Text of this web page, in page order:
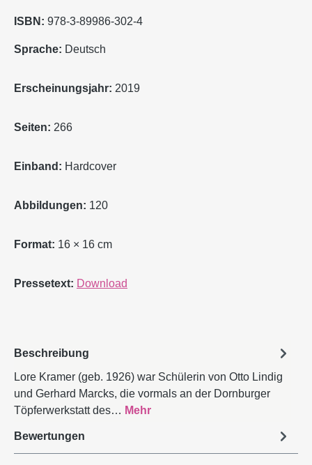
ISBN: 978-3-89986-302-4
Sprache: Deutsch
Erscheinungsjahr: 2019
Seiten: 266
Einband: Hardcover
Abbildungen: 120
Format: 16 × 16 cm
Pressetext: Download
Beschreibung
Lore Kramer (geb. 1926) war Schülerin von Otto Lindig
und Gerhard Marcks, die vormals an der Dornburger
Töpferwerkstatt des… Mehr
Bewertungen